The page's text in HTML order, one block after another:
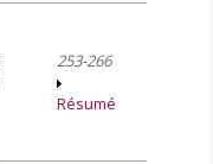
253-266
Résumé